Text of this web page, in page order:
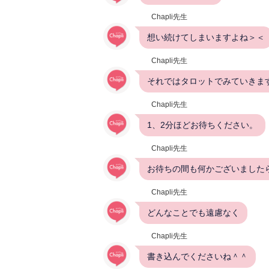
Chapli先生
想い続けてしまいますよね＞＜
Chapli先生
それではタロットでみていきま
Chapli先生
1、2分ほどお待ちください。
Chapli先生
お待ちの間も何かございました
Chapli先生
どんなことでも遠慮なく
Chapli先生
書き込んでくださいね＾＾